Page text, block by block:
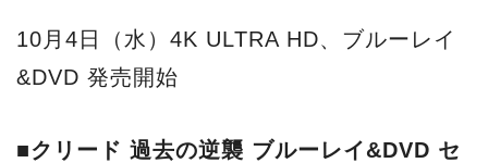
10⽉4⽇（⽔）4K ULTRA HD、ブルーレイ
&DVD 発売開始
■クリード 過去の逆襲 ブルーレイ&DVD セ